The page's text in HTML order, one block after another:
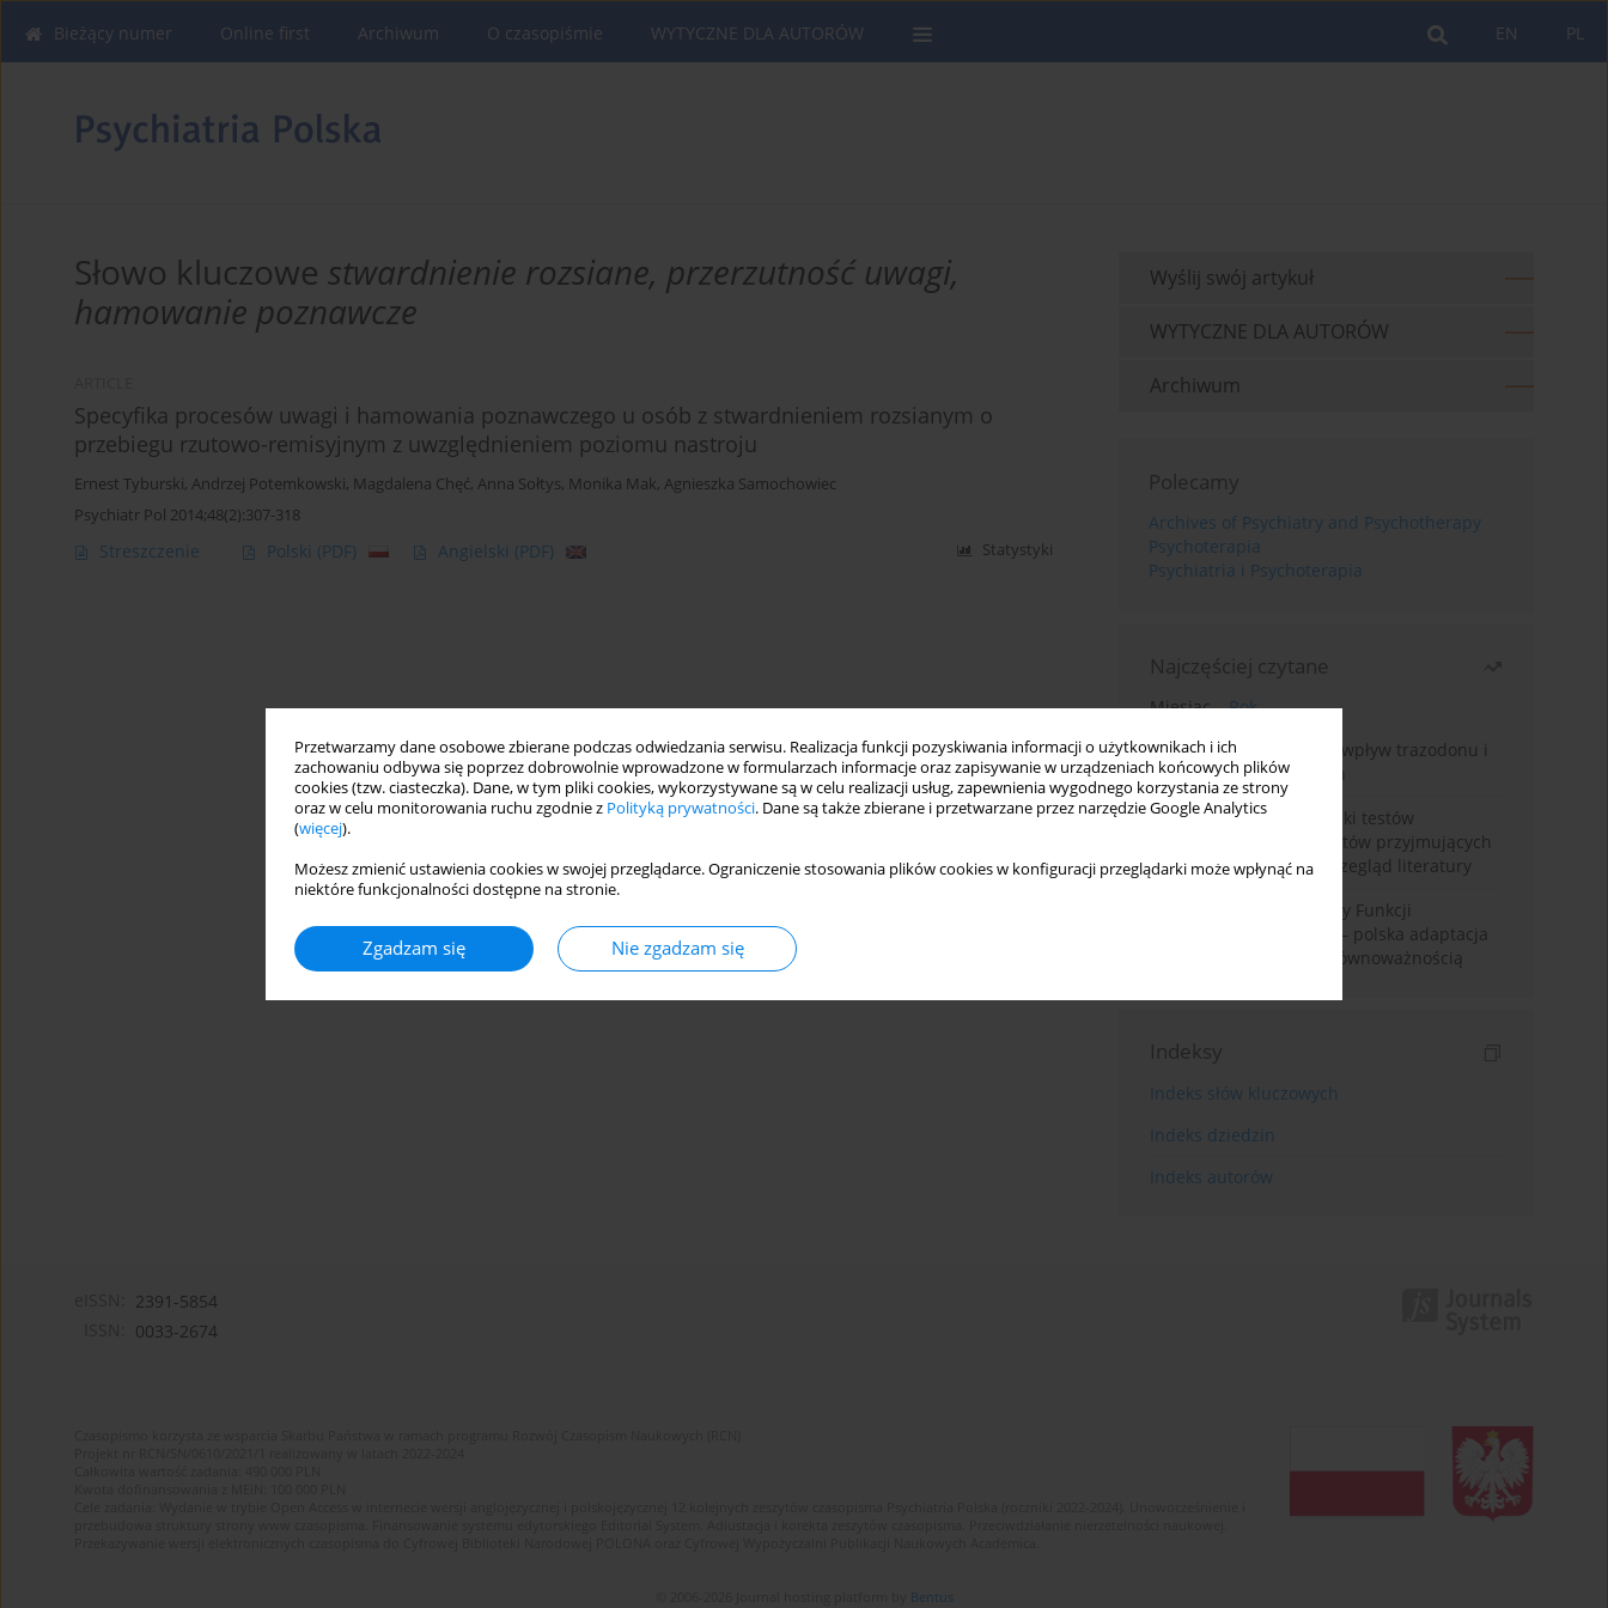
Przetwarzamy dane osobowe zbierane podczas odwiedzania serwisu. Realizacja funkcji pozyskiwania informacji o użytkownikach i ich
zachowaniu odbywa się poprzez dobrowolnie wprowadzone w formularzach informacje oraz zapisywanie w urządzeniach końcowych plików
cookies (tzw. ciasteczka). Dane, w tym pliki cookies, wykorzystywane są w celu realizacji usług, zapewnienia wygodnego korzystania ze strony
oraz w celu monitorowania ruchu zgodnie z Polityką prywatności. Dane są także zbierane i przetwarzane przez narzędzie Google Analytics
(więcej).
Możesz zmienić ustawienia cookies w swojej przeglądarce. Ograniczenie stosowania plików cookies w konfiguracji przeglądarki może wpłynąć na
niektóre funkcjonalności dostępne na stronie.
Zgadzam się Nie zgadzam się
PL
EN
Bieżący numer Online first Archiwum O czasopiśmie WYTYCZNE DLA AUTORÓW
Słowo kluczowe stwardnienie rozsiane, przerzutność uwagi,
hamowanie poznawcze
Specyfika procesów uwagi i hamowania poznawczego u osób z stwardnieniem rozsianym o
przebiegu rzutowo-remisyjnym z uwzględnieniem poziomu nastroju
Ernest Tyburski, Andrzej Potemkowski, Magdalena Chęć, Anna Sołtys, Monika Mak, Agnieszka Samochowiec
Psychiatr Pol 2014;48(2):307-318
Streszczenie Polski (PDF) Angielski (PDF) Statystyki
Wyślij swój artykuł
WYTYCZNE DLA AUTORÓW
Archiwum
Polecamy
Archives of Psychiatry and Psychotherapy
Psychoterapia
Psychiatria i Psychoterapia
Najczęściej czytane
Miesiąc
Rok
Leczenie bezsenności – wpływ trazodonu i
leków nasennych na sen
Fałszywie dodatnie wyniki testów
narkotykowych u pacjentów przyjmujących
leki psychotropowe – przegląd literatury
Montrealska Skala Oceny Funkcji
Poznawczych MoCA 7.2.– polska adaptacja
metody i badania nad równoważnością
Indeksy
Indeks słów kluczowych
Indeks dziedzin
Indeks autorów
2391-5854
0033-2674
Bentus